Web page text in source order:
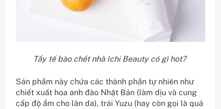
Tẩy tế bào chết nhà Ichi Beauty có gì hot?
Sản phẩm này chứa các thành phần tự nhiên như
chiết xuất hoa anh đào Nhật Bản (làm dịu và cung
cấp độ ẩm cho làn da), trái Yuzu (hay còn gọi là quả